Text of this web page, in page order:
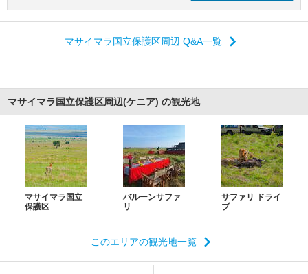
マサイマラ国立保護区周辺 Q&A一覧
マサイマラ国立保護区周辺(ケニア) の観光地
マサイマラ国立
保護区
バルーンサファ
リ
サファリ ドライ
ブ
このエリアの観光地一覧